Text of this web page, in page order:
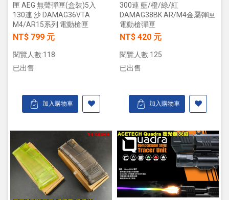
匣 AEG 無聲彈匣(盒裝)5入
130連 沙 DAMAG36VTA
M4/AR15系列 電動槍匣
NT$ 799 元
閱覽人數:118
已出售
加入購物車
300連 藍/橙/綠/紅
DAMAG38BK AR/M4金屬彈匣
電動槍彈匣
NT$ 420 元
閱覽人數:125
已出售
加入購物車